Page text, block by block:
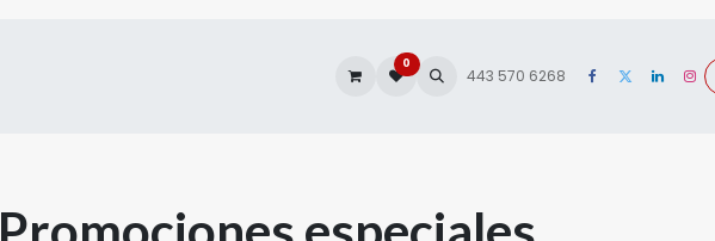
0
443 570 6268